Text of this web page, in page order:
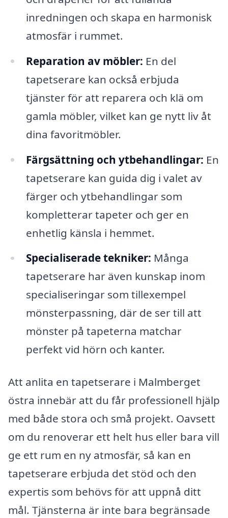
inredningen och skapa en harmonisk
atmosfär i rummet.
Reparation av möbler: En del
tapetserare kan också erbjuda
tjänster för att reparera och klä om
gamla möbler, vilket kan ge nytt liv åt
dina favoritmöbler.
Färgsättning och ytbehandlingar: En
tapetserare kan guida dig i valet av
färger och ytbehandlingar som
kompletterar tapeter och ger en
enhetlig känsla i hemmet.
Specialiserade tekniker: Många
tapetserare har även kunskap inom
specialiseringar som tillexempel
mönsterpassning, där de ser till att
mönster på tapeterna matchar
perfekt vid hörn och kanter.
Att anlita en tapetserare i Malmberget
östra innebär att du får professionell hjälp
med både stora och små projekt. Oavsett
om du renoverar ett helt hus eller bara vill
ge ett rum en ny atmosfär, så kan en
tapetserare erbjuda det stöd och den
expertis som behövs för att uppnå ditt
mål. Tjänsterna är inte bara begränsade